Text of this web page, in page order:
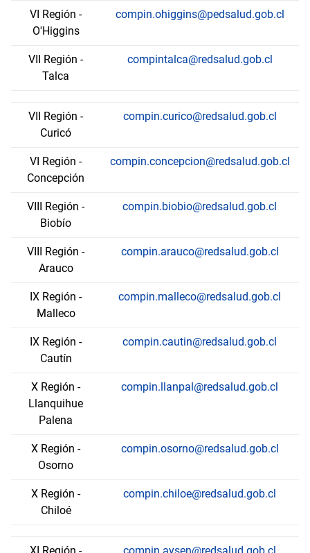
VI Región -
O'Higgins
compin.ohiggins@pedsalud.gob.cl
VII Región -
Talca
compintalca@redsalud.gob.cl
VII Región -
Curicó
compin.curico@redsalud.gob.cl
VI Región -
Concepción
compin.concepcion@redsalud.gob.cl
VIII Región -
Biobío
compin.biobio@redsalud.gob.cl
VIII Región -
Arauco
compin.arauco@redsalud.gob.cl
IX Región -
Malleco
compin.malleco@redsalud.gob.cl
IX Región -
Cautín
compin.cautin@redsalud.gob.cl
X Región -
Llanquihue
Palena
compin.llanpal@redsalud.gob.cl
X Región -
Osorno
compin.osorno@redsalud.gob.cl
X Región -
Chiloé
compin.chiloe@redsalud.gob.cl